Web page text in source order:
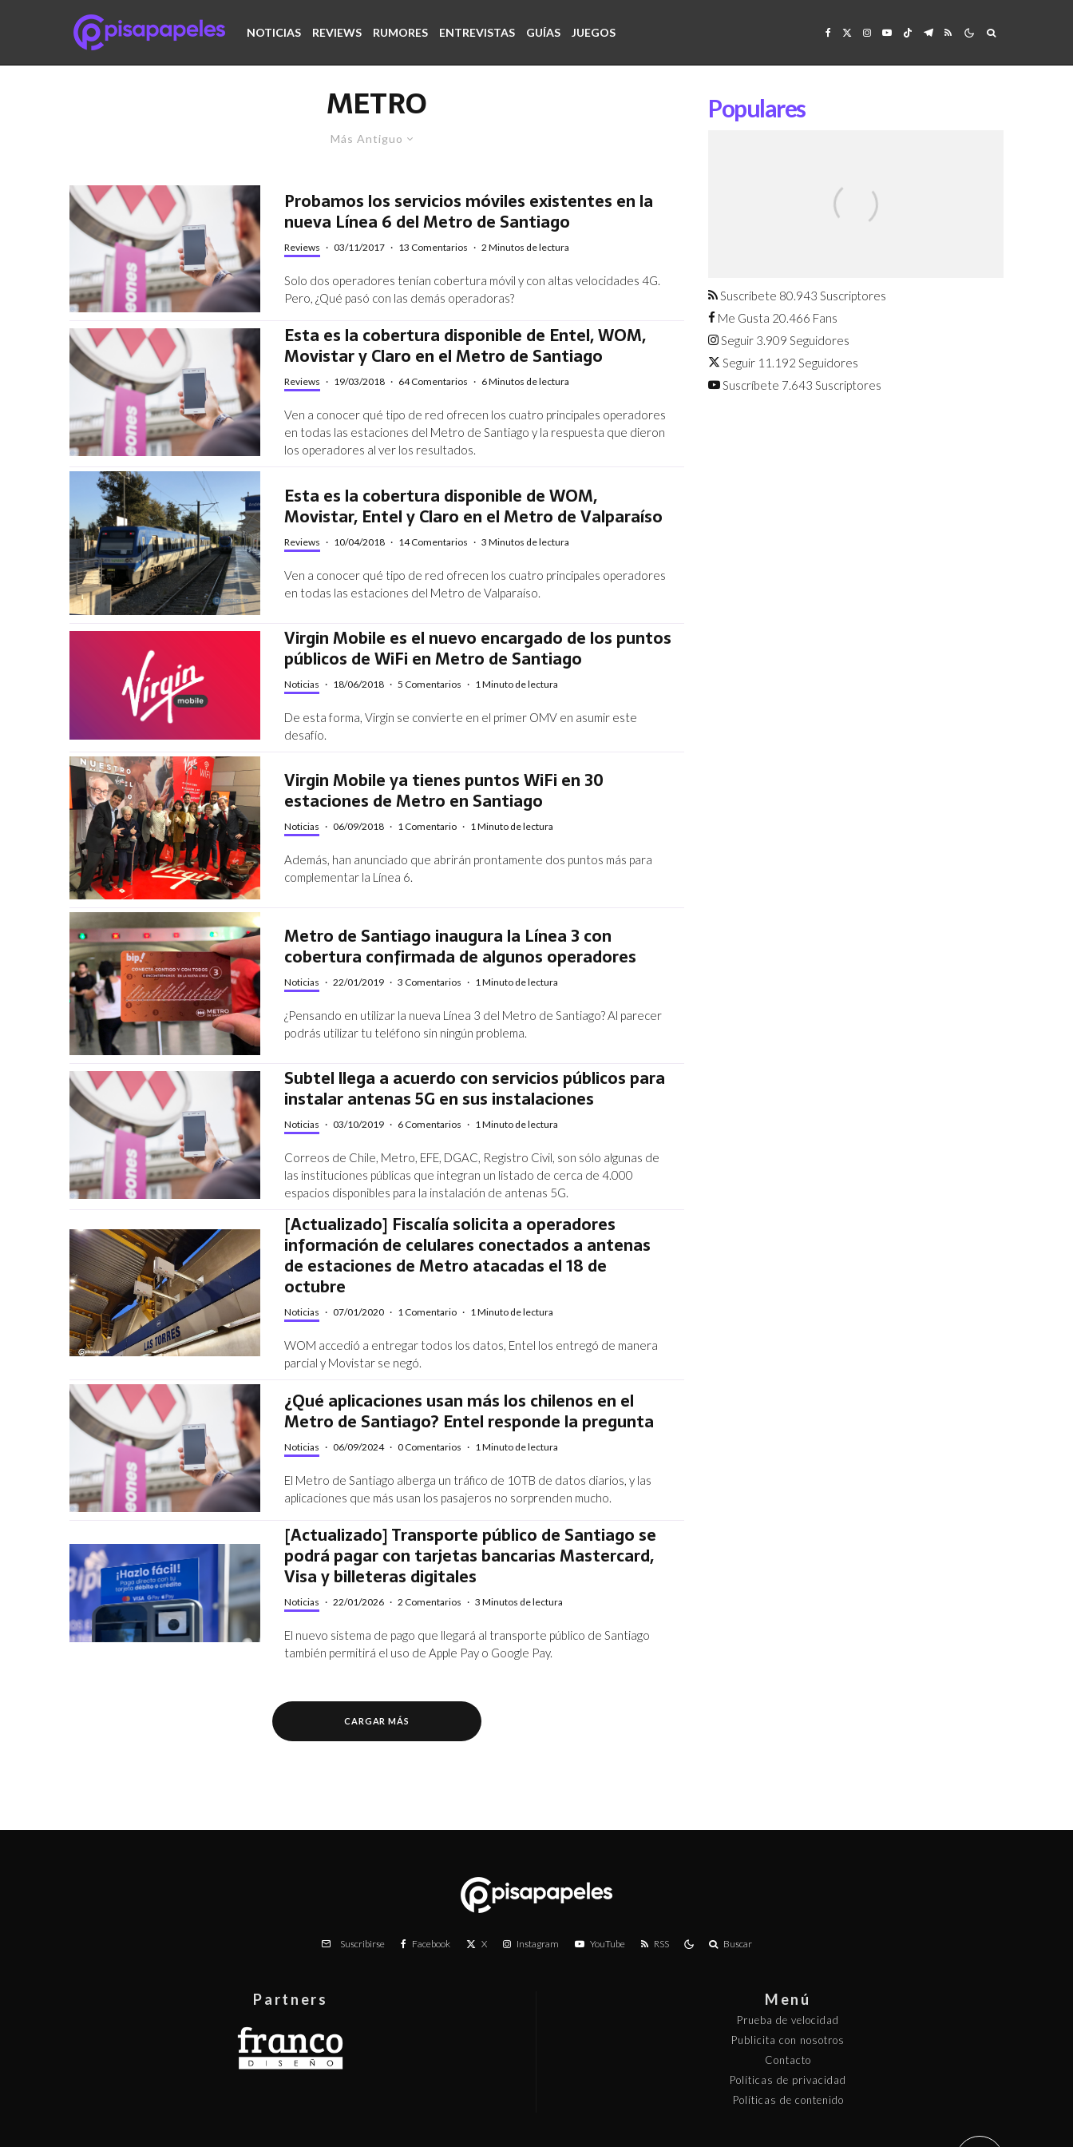
NOTICIAS REVIEWS RUMORES ENTREVISTAS GUÍAS JUEGOS
METRO
Más Antiguo
Probamos los servicios móviles existentes en la
nueva Línea 6 del Metro de Santiago
Reviews · 03/11/2017 · 13 Comentarios · 2 Minutos de lectura
Solo dos operadores tenían cobertura móvil y con altas velocidades 4G.
Pero, ¿Qué pasó con las demás operadoras?
Esta es la cobertura disponible de Entel, WOM,
Movistar y Claro en el Metro de Santiago
Reviews · 19/03/2018 · 64 Comentarios · 6 Minutos de lectura
Ven a conocer qué tipo de red ofrecen los cuatro principales operadores
en todas las estaciones del Metro de Santiago y la respuesta que dieron
los operadores al ver los resultados.
Esta es la cobertura disponible de WOM,
Movistar, Entel y Claro en el Metro de Valparaíso
Reviews · 10/04/2018 · 14 Comentarios · 3 Minutos de lectura
Ven a conocer qué tipo de red ofrecen los cuatro principales operadores
en todas las estaciones del Metro de Valparaíso.
Virgin Mobile es el nuevo encargado de los puntos
públicos de WiFi en Metro de Santiago
Noticias · 18/06/2018 · 5 Comentarios · 1 Minuto de lectura
De esta forma, Virgin se convierte en el primer OMV en asumir este
desafío.
Virgin Mobile ya tienes puntos WiFi en 30
estaciones de Metro en Santiago
Noticias · 06/09/2018 · 1 Comentario · 1 Minuto de lectura
Además, han anunciado que abrirán prontamente dos puntos más para
complementar la Línea 6.
Metro de Santiago inaugura la Línea 3 con
cobertura confirmada de algunos operadores
Noticias · 22/01/2019 · 3 Comentarios · 1 Minuto de lectura
¿Pensando en utilizar la nueva Línea 3 del Metro de Santiago? Al parecer
podrás utilizar tu teléfono sin ningún problema.
Subtel llega a acuerdo con servicios públicos para
instalar antenas 5G en sus instalaciones
Noticias · 03/10/2019 · 6 Comentarios · 1 Minuto de lectura
Correos de Chile, Metro, EFE, DGAC, Registro Civil, son sólo algunas de
las instituciones públicas que integran un listado de cerca de 4.000
espacios disponibles para la instalación de antenas 5G.
[Actualizado] Fiscalía solicita a operadores
información de celulares conectados a antenas
de estaciones de Metro atacadas el 18 de
octubre
Noticias · 07/01/2020 · 1 Comentario · 1 Minuto de lectura
WOM accedió a entregar todos los datos, Entel los entregó de manera
parcial y Movistar se negó.
¿Qué aplicaciones usan más los chilenos en el
Metro de Santiago? Entel responde la pregunta
Noticias · 06/09/2024 · 0 Comentarios · 1 Minuto de lectura
El Metro de Santiago alberga un tráfico de 10TB de datos diarios, y las
aplicaciones que más usan los pasajeros no sorprenden mucho.
[Actualizado] Transporte público de Santiago se
podrá pagar con tarjetas bancarias Mastercard,
Visa y billeteras digitales
Noticias · 22/01/2026 · 2 Comentarios · 3 Minutos de lectura
El nuevo sistema de pago que llegará al transporte público de Santiago
también permitirá el uso de Apple Pay o Google Pay.
CARGAR MÁS
Populares
agosto
Suscríbete 80.943 Suscriptores
Me Gusta 20.466 Fans
Seguir 3.909 Seguidores
Seguir 11.192 Seguidores
Suscríbete 7.643 Suscriptores
Suscribirse Facebook X Instagram YouTube RSS Buscar
Partners Menú
Prueba de velocidad
Publicita con nosotros
Contacto
Políticas de privacidad
Políticas de contenido